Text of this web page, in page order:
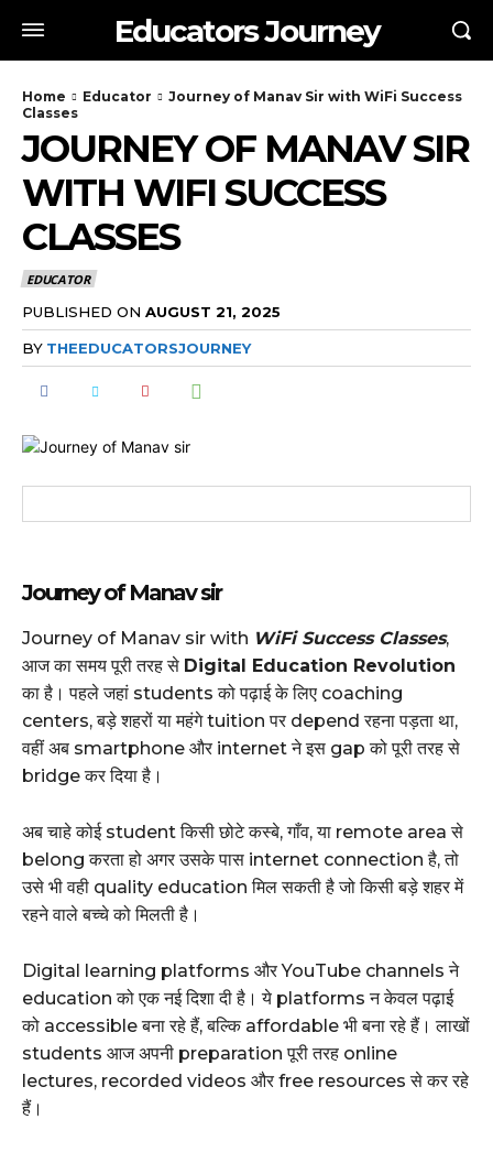
Educators Journey
Home Educator
Journey of Manav Sir with WiFi Success
Classes
JOURNEY OF MANAV SIR
WITH WIFI SUCCESS
CLASSES
EDUCATOR
PUBLISHED ON AUGUST 21, 2025
BY THEEDUCATORSJOURNEY
Journey of Manav sir
Journey of Manav sir with WiFi Success Classes,
आज का समय पूरी तरह से Digital Education Revolution
का है। पहले जहां students को पढ़ाई के लिए coaching
centers, बड़े शहरों या महंगे tuition पर depend रहना पड़ता था,
वहीं अब smartphone और internet ने इस gap को पूरी तरह से
bridge कर दिया है।
अब चाहे कोई student किसी छोटे कस्बे, गाँव, या remote area से
belong करता हो अगर उसके पास internet connection है, तो
उसे भी वही quality education मिल सकती है जो किसी बड़े शहर में
रहने वाले बच्चे को मिलती है।
Digital learning platforms और YouTube channels ने
education को एक नई दिशा दी है। ये platforms न केवल पढ़ाई
को accessible बना रहे हैं, बल्कि affordable भी बना रहे हैं। लाखों
students आज अपनी preparation पूरी तरह online
lectures, recorded videos और free resources से कर रहे
हैं।